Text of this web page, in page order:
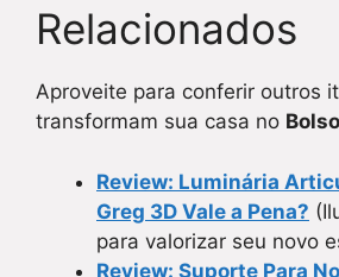
Relacionados
Aproveite para conferir outros
transformam sua casa no
Review: Luminária
Greg 3D Vale a Pena?
para valorizar seu novo
Review: Suporte Para